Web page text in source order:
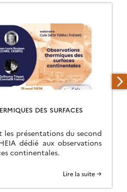
DES SURFACES
les présentations du second
dédié aux observations
continentales.
Lire la suite →